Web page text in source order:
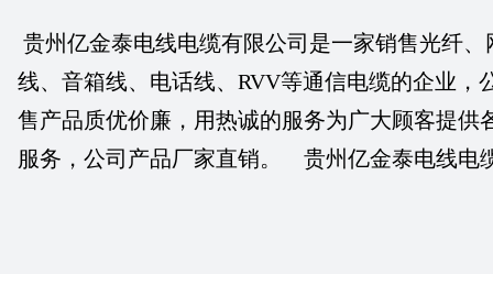
贵州亿金泰电线电缆有限公司是一家销售光纤
线、音箱线、电话线、RVV等通信电缆的企业，
售产品质优价廉，用热诚的服务为广大顾客提供
服务，公司产品厂家直销。 贵州亿金泰电线电